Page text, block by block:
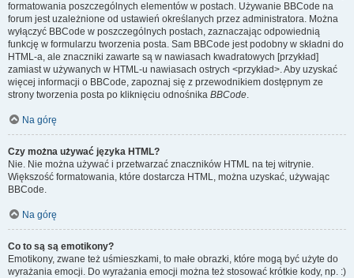
formatowania poszczególnych elementów w postach. Używanie BBCode na
forum jest uzależnione od ustawień określanych przez administratora. Można
wyłączyć BBCode w poszczególnych postach, zaznaczając odpowiednią
funkcję w formularzu tworzenia posta. Sam BBCode jest podobny w składni do
HTML-a, ale znaczniki zawarte są w nawiasach kwadratowych [przykład]
zamiast w używanych w HTML-u nawiasach ostrych <przykład>. Aby uzyskać
więcej informacji o BBCode, zapoznaj się z przewodnikiem dostępnym ze
strony tworzenia posta po kliknięciu odnośnika BBCode.
Na górę
Czy można używać języka HTML?
Nie. Nie można używać i przetwarzać znaczników HTML na tej witrynie.
Większość formatowania, które dostarcza HTML, można uzyskać, używając
BBCode.
Na górę
Co to są są emotikony?
Emotikony, zwane też uśmieszkami, to małe obrazki, które mogą być użyte do
wyrażania emocji. Do wyrażania emocji można też stosować krótkie kody, np. :)